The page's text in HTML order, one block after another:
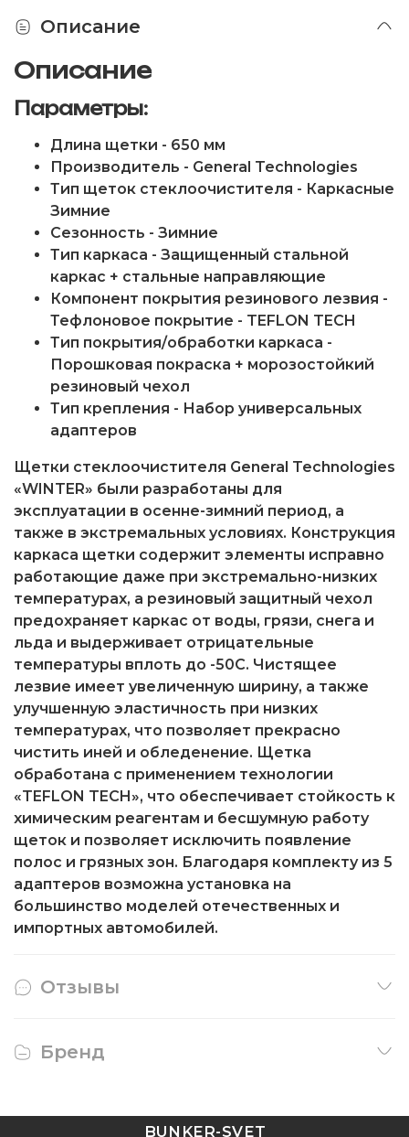
Описание
Описание
Параметры:
Длина щетки - 650 мм
Производитель - General Technologies
Тип щеток стеклоочистителя - Каркасные
Зимние
Сезонность - Зимние
Тип каркаса - Защищенный стальной
каркас + стальные направляющие
Компонент покрытия резинового лезвия -
Тефлоновое покрытие - TEFLON TECH
Тип покрытия/обработки каркаса -
Порошковая покраска + морозостойкий
резиновый чехол
Тип крепления - Набор универсальных
адаптеров
Щетки стеклоочистителя General Technologies
«WINTER» были разработаны для
эксплуатации в осенне-зимний период, а
также в экстремальных условиях. Конструкция
каркаса щетки содержит элементы исправно
работающие даже при экстремально-низких
температурах, а резиновый защитный чехол
предохраняет каркас от воды, грязи, снега и
льда и выдерживает отрицательные
температуры вплоть до -50С. Чистящее
лезвие имеет увеличенную ширину, а также
улучшенную эластичность при низких
температурах, что позволяет прекрасно
чистить иней и обледенение. Щетка
обработана с применением технологии
«TEFLON TECH», что обеспечивает стойкость к
химическим реагентам и бесшумную работу
щеток и позволяет исключить появление
полос и грязных зон. Благодаря комплекту из 5
адаптеров возможна установка на
большинство моделей отечественных и
импортных автомобилей.
Отзывы
Бренд
BUNKER-SVET